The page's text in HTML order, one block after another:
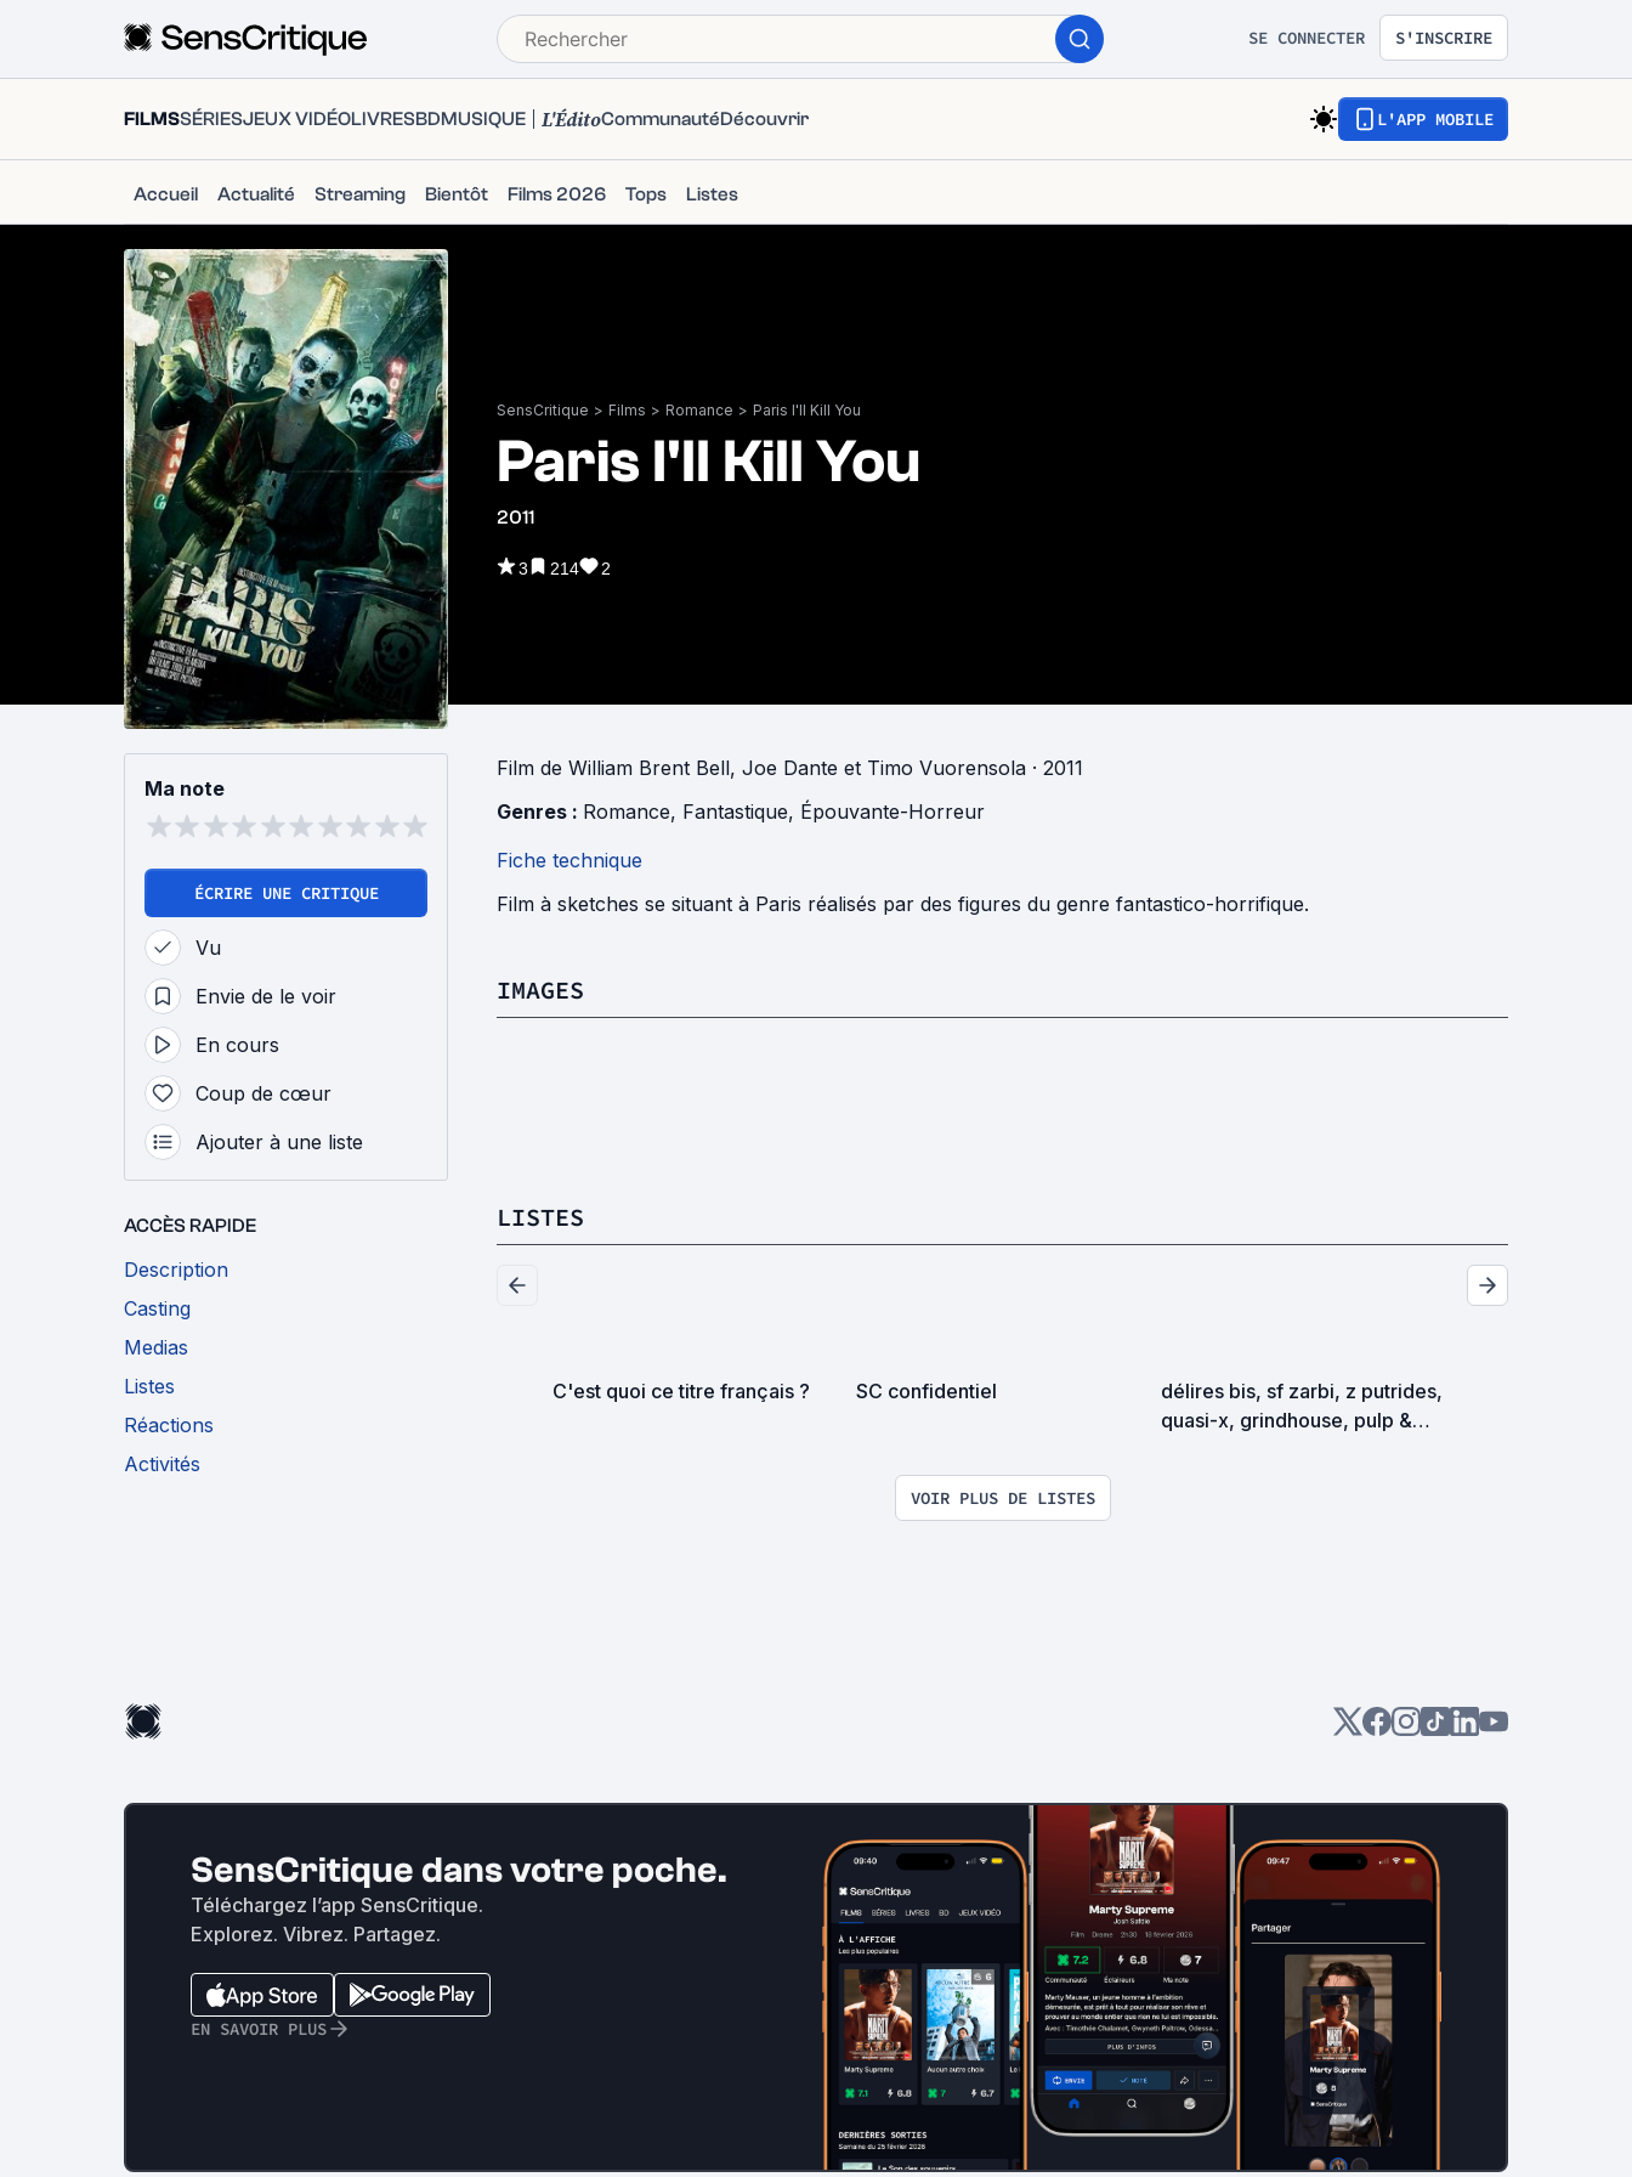
SE CONNECTER S'INSCRIRE
FILMSSÉRIESJEUX VIDÉOLIVRESBDMUSIQUE L'ÉditoCommunautéDécouvrir L'APP MOBILE
Accueil Actualité Streaming Bientôt Films 2026 Tops Listes
SensCritique > Films > Romance > Paris I'll Kill You
Paris I'll Kill You
2011
3 214 2
Ma note
ÉCRIRE UNE CRITIQUE
Vu
Envie de le voir
En cours
Coup de cœur
Ajouter à une liste
ACCÈS RAPIDE
Description
Casting
Medias
Listes
Réactions
Activités
Film de William Brent Bell, Joe Dante et Timo Vuorensola · 2011
Genres : Romance, Fantastique, Épouvante-Horreur
Fiche technique
Film à sketches se situant à Paris réalisés par des figures du genre fantastico-horrifique.
IMAGES
LISTES
C'est quoi ce titre français ? SC confidentiel
délires bis, sf zarbi, z putrides,
quasi-x, grindhouse, pulp &
VOIR PLUS DE LISTES
SensCritique dans votre poche.
Téléchargez l’app SensCritique.
Explorez. Vibrez. Partagez.
EN SAVOIR PLUS